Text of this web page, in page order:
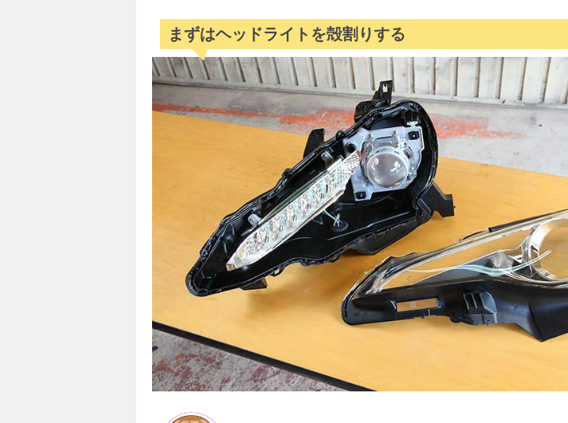
まずはヘッドライトを殻割りする